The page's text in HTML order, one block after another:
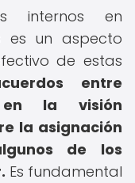
internos en
es un aspecto
de estas
entre
en la visión
la asignación
de los
Es fundamental